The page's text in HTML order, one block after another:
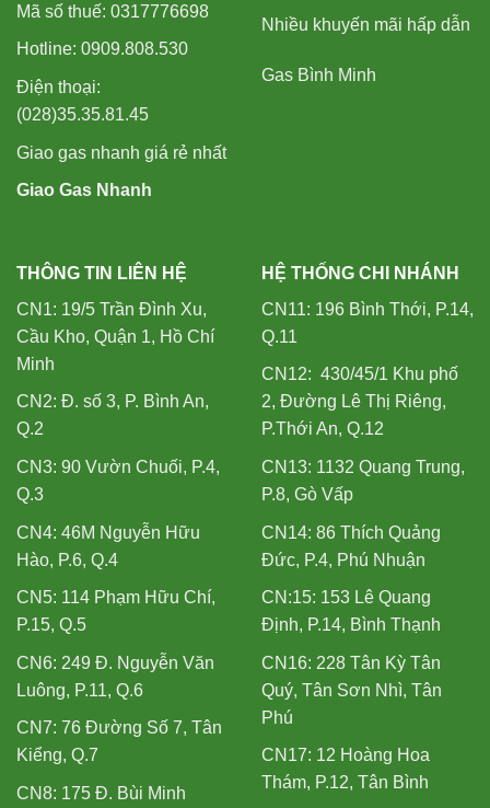
Mã số thuế: 0317776698
Hotline: 0909.808.530
Điện thoại:
(028)35.35.81.45
Giao gas nhanh giá rẻ nhất
Giao Gas Nhanh
Nhiều khuyến mãi hấp dẫn
Gas Bình Minh
THÔNG TIN LIÊN HỆ
CN1: 19/5 Trần Đình Xu,
Cầu Kho, Quận 1, Hồ Chí
Minh
CN2: Đ. số 3, P. Bình An,
Q.2
CN3: 90 Vườn Chuối, P.4,
Q.3
CN4: 46M Nguyễn Hữu
Hào, P.6, Q.4
CN5: 114 Phạm Hữu Chí,
P.15, Q.5
CN6: 249 Đ. Nguyễn Văn
Luông, P.11, Q.6
CN7: 76 Đường Số 7, Tân
Kiểng, Q.7
CN8: 175 Đ. Bùi Minh
HỆ THỐNG CHI NHÁNH
CN11: 196 Bình Thới, P.14,
Q.11
CN12: 430/45/1 Khu phố
2, Đường Lê Thị Riêng,
P.Thới An, Q.12
CN13: 1132 Quang Trung,
P.8, Gò Vấp
CN14: 86 Thích Quảng
Đức, P.4, Phú Nhuận
CN:15: 153 Lê Quang
Định, P.14, Bình Thạnh
CN16: 228 Tân Kỳ Tân
Quý, Tân Sơn Nhì, Tân
Phú
CN17: 12 Hoàng Hoa
Thám, P.12, Tân Bình